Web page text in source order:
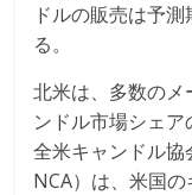
ドルの販売は予
る。
北米は、多数の
ンドル市場シェア
全米キャンドル
NCA）は、米国